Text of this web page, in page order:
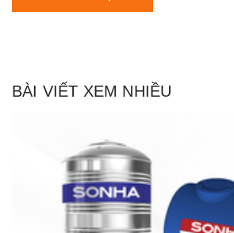
BÀI VIẾT XEM NHIỀU